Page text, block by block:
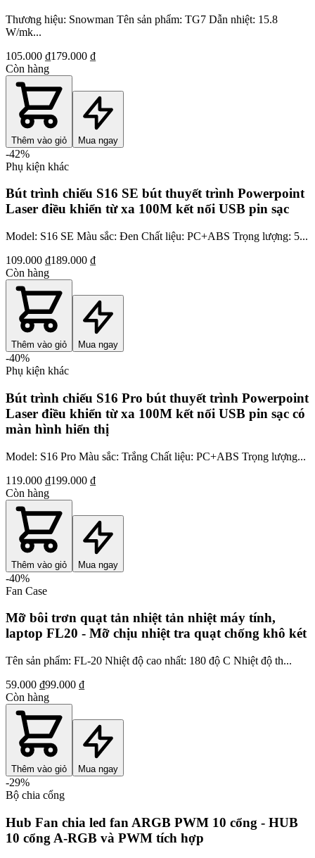
Thương hiệu: Snowman Tên sản phẩm: TG7 Dẫn nhiệt: 15.8
W/mk...
105.000 ₫179.000 ₫
Còn hàng
Thêm vào giỏ Mua ngay
-42%
Phụ kiện khác
Bút trình chiếu S16 SE bút thuyết trình Powerpoint
Laser điều khiển từ xa 100M kết nối USB pin sạc
Model: S16 SE Màu sắc: Đen Chất liệu: PC+ABS Trọng lượng: 5...
109.000 ₫189.000 ₫
Còn hàng
Thêm vào giỏ Mua ngay
-40%
Phụ kiện khác
Bút trình chiếu S16 Pro bút thuyết trình Powerpoint
Laser điều khiển từ xa 100M kết nối USB pin sạc có
màn hình hiển thị
Model: S16 Pro Màu sắc: Trắng Chất liệu: PC+ABS Trọng lượng...
119.000 ₫199.000 ₫
Còn hàng
Thêm vào giỏ Mua ngay
-40%
Fan Case
Mỡ bôi trơn quạt tản nhiệt tản nhiệt máy tính,
laptop FL20 - Mỡ chịu nhiệt tra quạt chống khô két
Tên sản phẩm: FL-20 Nhiệt độ cao nhất: 180 độ C Nhiệt độ th...
59.000 ₫99.000 ₫
Còn hàng
Thêm vào giỏ Mua ngay
-29%
Bộ chia cổng
Hub Fan chia led fan ARGB PWM 10 cổng - HUB
10 cổng A-RGB và PWM tích hợp